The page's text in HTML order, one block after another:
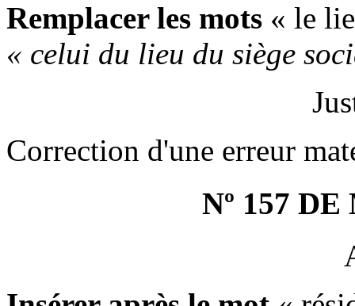
Remplacer les mots « le
« celui du lieu du siège
Correction d'une erreur
Nº 157